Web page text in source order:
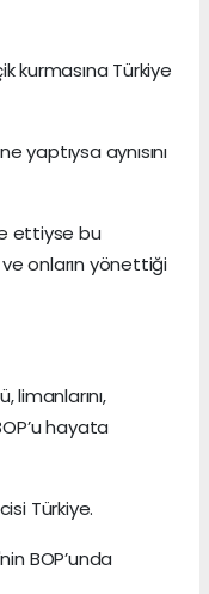
kurmasına Türkiye
yaptıysa aynısını
ettiyse bu
ve onların yönettiği
limanlarını,
hayata
Türkiye.
BOP’unda